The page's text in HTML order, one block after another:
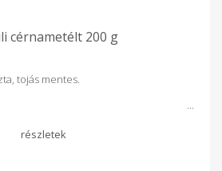
cérnametélt 200 g
tojás mentes.